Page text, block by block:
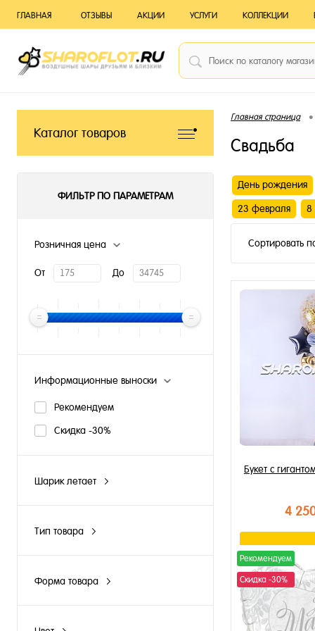
ГЛАВНАЯ ОТЗЫВЫ АКЦИИ УСЛУГИ КОЛЛЕКЦИИ
Каталог товаров
ФИЛЬТР ПО ПАРАМЕТРАМ
Розничная цена
От До
Информационные выноски
Рекомендуем
Скидка -30%
Шарик летает
Тип товара
Форма товара
Главная страница •
Свадьба
День рождения
23 февраля 8
Сортировать
Букет с
4
В
Купить в 1
В избранное
В наличии
Рекомендуем
Скидка -30%